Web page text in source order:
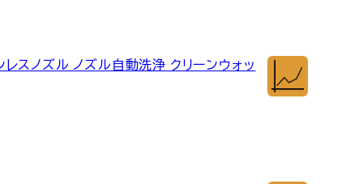
スノズル ノズル自動洗浄 クリーンウォッ